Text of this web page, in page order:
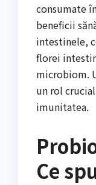
consumate
beneficii
intestinele,
florei
microbiom.
un rol
imunitatea.
Ce